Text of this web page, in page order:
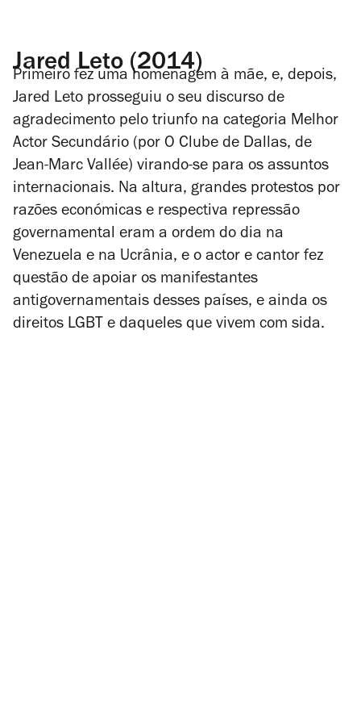
Jared Leto (2014)
Primeiro fez uma homenagem à mãe, e, depois,
Jared Leto prosseguiu o seu discurso de
agradecimento pelo triunfo na categoria Melhor
Actor Secundário (por O Clube de Dallas, de
Jean-Marc Vallée) virando-se para os assuntos
internacionais. Na altura, grandes protestos por
razões económicas e respectiva repressão
governamental eram a ordem do dia na
Venezuela e na Ucrânia, e o actor e cantor fez
questão de apoiar os manifestantes
antigovernamentais desses países, e ainda os
direitos LGBT e daqueles que vivem com sida.